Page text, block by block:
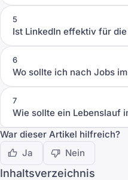
5
Ist LinkedIn effektiv für
6
Wo sollte ich nach Jobs
7
Wie sollte ein Lebenslauf
War dieser Artikel hilfreich?
Ja
Nein
Inhaltsverzeichnis